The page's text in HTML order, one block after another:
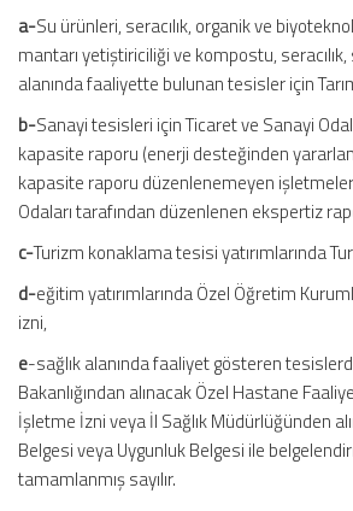
a-Su ürünleri, seracılık, organik ve
mantarı yetiştiriciliği ve kompostu,
alanında faaliyette bulunan tesisler için
b-Sanayi tesisleri için Ticaret ve Sanayi
kapasite raporu (enerji desteğinden
kapasite raporu düzenlenemeyen
Odaları tarafından düzenlenen ekspertiz
c-Turizm konaklama tesisi yatırımlarında
d-eğitim yatırımlarında Özel Öğretim
izni,
e-sağlık alanında faaliyet gösteren
Bakanlığından alınacak Özel Hastane
İşletme İzni veya İl Sağlık Müdürlüğünden
Belgesi veya Uygunluk Belgesi ile
tamamlanmış sayılır.